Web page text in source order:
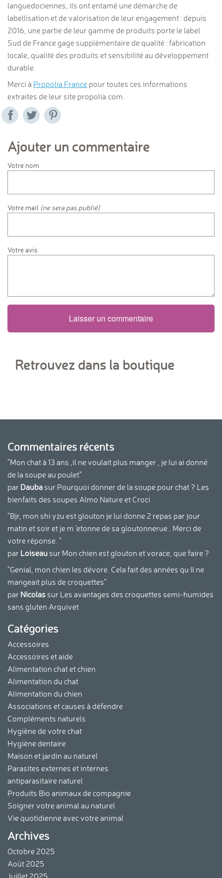
languedociennes, ils ont entamé une démarche de
labellisation et de valorisation de leur engagement : depuis
2016, une partie de leur gamme de produits porte le label
Sud de France gage supplémentaire de qualité : fabrication
locale, qualité des produits et sensibilité au développement
durable.
Merci à Propolia France pour toutes ces informations
extraites de leur site propolia.com.
Ajouter un commentaire
Votre nom
Votre mail (ne sera pas publié)
Votre avis
Laisser un commentaire
Retrouvez dans la boutique
Commentaires récents
"Mon chat à 13 ans ,il ne voulait plus manger , je lui ai donné
de la soupe au poulet"
par Dauba sur Pourquoi donner de la soupe pour chat ? Les
bienfaits des soupes Almo Nature et Croci
"Bjr, mon shi yzu est glouton je lui donne 2 repas par jour
matin et soir et je m 'etonne de sa gloutonnerue . Merci de
votre réponse. "
par Loiseau sur Mon chien est glouton et vorace, que faire ?
"Genial, mon chien les dévore. Cela fait des années qu ´il ne
mangeait plus de croquettes"
par Nicolas sur Les avantages des croquettes semi-humides
sans gluten Arquivet
Catégories
Accessoires
Accessoires et aide
Alimentation chat et chien
Alimentation du chat
Alimentation du chien
Associations et causes à défendre
Compléments naturels
Hygiène de votre chat
Hygiène dentaire
Maison et jardin au naturel
Parasites externes et internes
antiparasitaire naturel
Produits Bio animaux de compagnie
Soigner votre animal au naturel
Vie quotidienne avec votre animal
Archives
Octobre 2025
Août 2025